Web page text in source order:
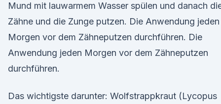
Mund mit lauwarmem Wasser spülen und danach
Zähne und die Zunge putzen. Die Anwendung jeden
Morgen vor dem Zähneputzen durchführen. Die
Anwendung jeden Morgen vor dem Zähneputzen
durchführen.
Das wichtigste darunter: Wolfstrappkraut (Lycopus